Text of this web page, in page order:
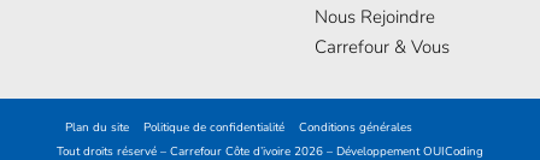
Nous Rejoindre
Carrefour & Vous
Plan du site Politique de confidentialité
Conditions générales
Tout droits réservé – Carrefour Côte d’ivoire 2026 – DéveloppementOUICoding